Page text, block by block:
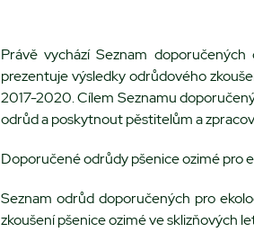
Právě vychází Seznam
prezentuje výsledky odrůdového
2017-2020. Cílem Seznamu
odrůd a poskytnout pěstitelům a
Doporučené odrůdy pšenice ozimé pro
Seznam odrůd doporučených pro
zkoušení pšenice ozimé ve sklizňových